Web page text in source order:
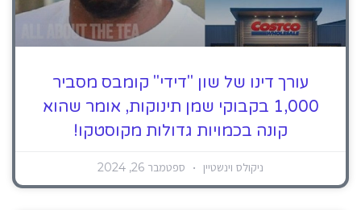
עורך דינו של שון "דידי" קומבס מסביר
1,000 בקבוקי שמן תינוקות, אומר שהוא
קונה בכמויות גדולות מקוסטקו!
ניקולס וינשטיין ספטמבר 26, 2024